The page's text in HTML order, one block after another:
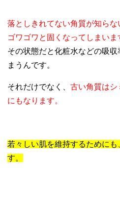
落としきれてない角質が知らな
ゴワゴワと固くなってしまいま
その状態だと化粧水などの吸
まうんです。
それだけでなく、 古い角質はシ
にもなります。
若々しい肌を維持するために
す。